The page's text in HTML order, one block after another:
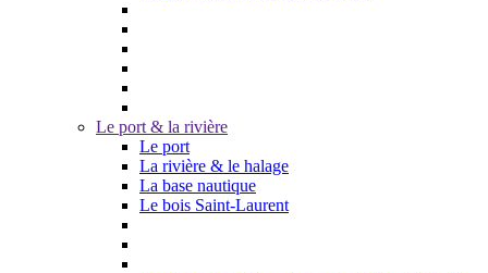
Le port & la rivière
Le port
La rivière & le halage
La base nautique
Le bois Saint-Laurent